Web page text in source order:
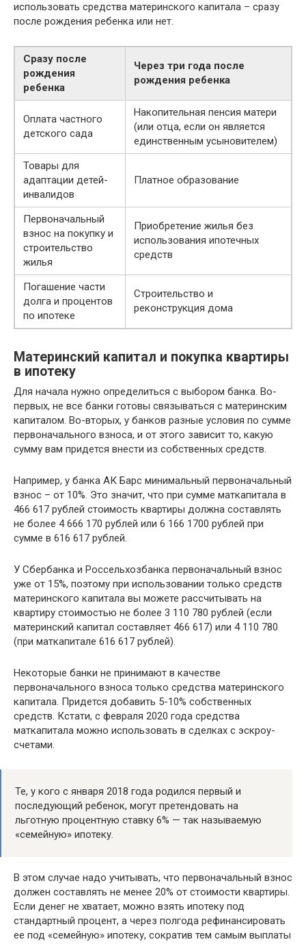
использовать средства материнского капитала – сразу
после рождения ребенка или нет.
Сразу после
рождения
ребенка
Через три года после
рождения ребенка
Оплата частного
детского сада
Накопительная пенсия матери
(или отца, если он является
единственным усыновителем)
Товары для
адаптации детей-
инвалидов
Платное образование
Первоначальный
взнос на покупку и
строительство
жилья
Приобретение жилья без
использования ипотечных
средств
Погашение части
долга и процентов
по ипотеке
Строительство и
реконструкция дома
Материнский капитал и покупка квартиры
в ипотеку
Для начала нужно определиться с выбором банка. Во-
первых, не все банки готовы связываться с материнским
капиталом. Во-вторых, у банков разные условия по сумме
первоначального взноса, и от этого зависит то, какую
сумму вам придется внести из собственных средств.
Например, у банка АК Барс минимальный первоначальный
взнос – от 10%. Это значит, что при сумме маткапитала в
466 617 рублей стоимость квартиры должна составлять
не более 4 666 170 рублей или 6 166 1700 рублей при
сумме в 616 617 рублей.
У Сбербанка и Россельхозбанка первоначальный взнос
уже от 15%, поэтому при использовании только средств
материнского капитала вы можете рассчитывать на
квартиру стоимостью не более 3 110 780 рублей (если
материнский капитал составляет 466 617) или 4 110 780
(при маткапитале 616 617 рублей).
Некоторые банки не принимают в качестве
первоначального взноса только средства материнского
капитала. Придется добавить 5-10% собственных
средств. Кстати, с февраля 2020 года средства
маткапитала можно использовать в сделках с эскроу-
счетами.
Те, у кого с января 2018 года родился первый и
последующий ребенок, могут претендовать на
льготную процентную ставку 6% — так называемую
«семейную» ипотеку.
В этом случае надо учитывать, что первоначальный взнос
должен составлять не менее 20% от стоимости квартиры.
Если денег не хватает, можно взять ипотеку под
стандартный процент, а через полгода рефинансировать
ее под «семейную» ипотеку, сократив тем самым выплаты